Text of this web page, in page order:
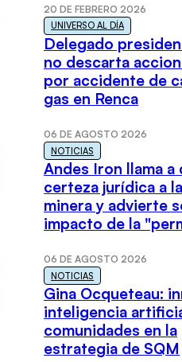
20 DE FEBRERO 2026
UNIVERSO AL DÍA
Delegado
no descarta
por accidente de
gas en Renca
06 DE AGOSTO 2026
NOTICIAS
Andes Iron llama a
certeza jurídica a
minera y advierte
impacto de la
06 DE AGOSTO 2026
NOTICIAS
Gina Ocqueteau:
inteligencia
comunidades en la
estrategia de SQM